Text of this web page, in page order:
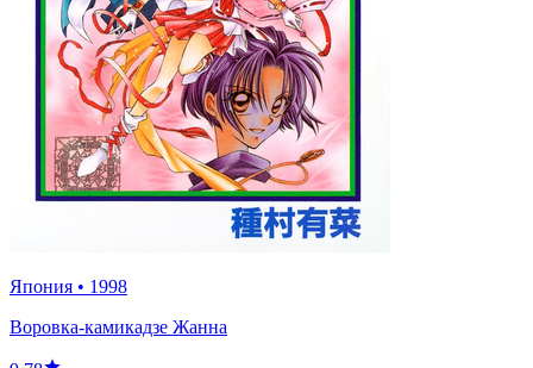
Япония • 1998
Воровка-камикадзе Жанна